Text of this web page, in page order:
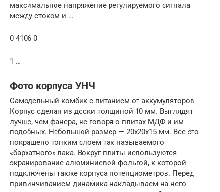
максимальное напряжение регулируемого сигнала
между стоком и …
0 4106 0
1 …
Фото корпуса УНЧ
Самодельный комбик с питанием от аккумуляторов
Корпус сделан из доски толщиной 10 мм. Выглядят
лучше, чем фанера, не говоря о плитах МДФ и им
подобных. Небольшой размер — 20х20х15 мм. Все это
покрашено тонким слоем так называемого
«бархатного» лака. Вокруг плиты используются
экранирование алюминиевой фольгой, к которой
подключены также корпуса потенциометров. Перед
привинчиванием динамика накладываем на него